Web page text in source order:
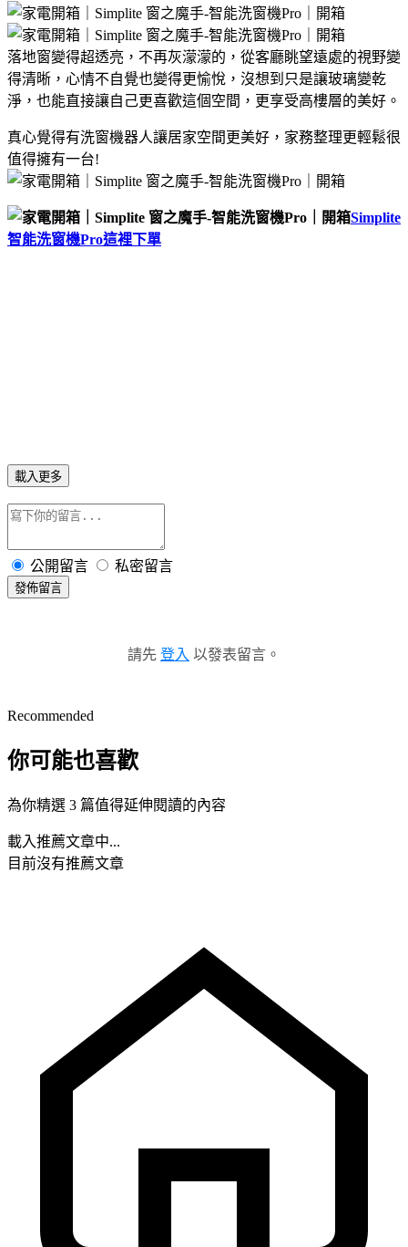
落地窗變得超透亮，不再灰濛濛的，從客廳眺望遠處的視野變
得清晰，心情不自覺也變得更愉悅，沒想到只是讓玻璃變乾
淨，也能直接讓自己更喜歡這個空間，更享受高樓層的美好。
真心覺得有洗窗機器人讓居家空間更美好，家務整理更輕鬆很
值得擁有一台!
Simplite
智能洗窗機Pro這裡下單
載入更多
公開留言 私密留言
發佈留言
請先 登入 以發表留言。
Recommended
你可能也喜歡
為你精選 3 篇值得延伸閱讀的內容
載入推薦文章中...
目前沒有推薦文章